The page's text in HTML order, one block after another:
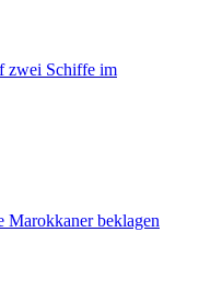
zwei Schiffe im
Marokkaner beklagen